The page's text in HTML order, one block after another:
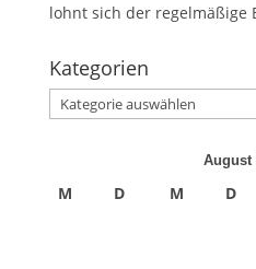
lohnt sich der regelmäßige
Kategorien
Kategorien
August
M D M D